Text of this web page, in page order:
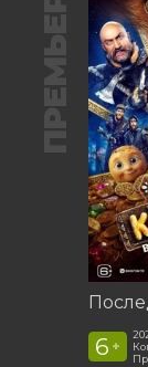
ПРЕМЬЕРА
6 +